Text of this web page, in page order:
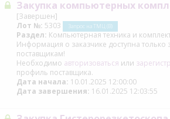
Закупка компьютерных
[Завершен]
Лот №: 5303 Запрос на ТМЦ (В)
Раздел: Компьютерная техника и
Информация о заказчике доступна
поставщикам!
Необходимо авторизоваться или
профиль поставщика.
Дата начала: 10.01.2025 12:00:00
Дата завершения: 16.01.2025 12:03:55